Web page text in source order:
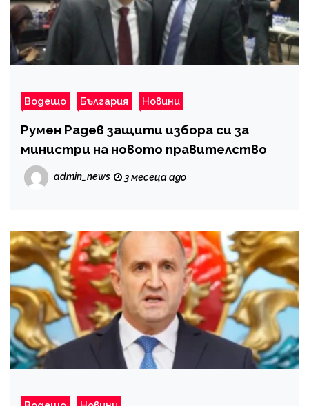
Водещо България Новини
Румен Радев защити избора си за
министри на новото правителство
admin_news 3 месеца ago